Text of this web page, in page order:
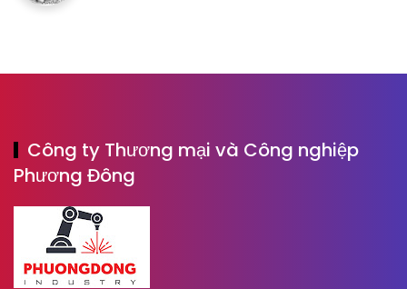
Công ty Thương mại và Công nghiệp
Phương Đông